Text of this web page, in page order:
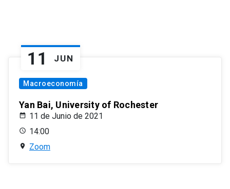
11 JUN
Macroeconomía
Yan Bai, University of Rochester
11 de Junio de 2021
14:00
Zoom